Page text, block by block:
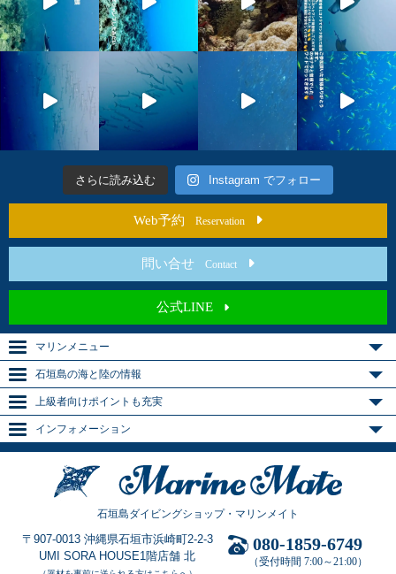
さらに読み込む Instagram でフォロー
Web予約 Reservation
問い合せ Contact
公式LINE
マリンメニュー
石垣島の海と陸の情報
上級者向けポイントも充実
インフォメーション
石垣島ダイビングショップ・マリンメイト
〒907-0013 沖縄県石垣市浜崎町2-2-3
UMI SORA HOUSE1階店舗 北
080-1859-6749
（受付時間 7:00～21:00）